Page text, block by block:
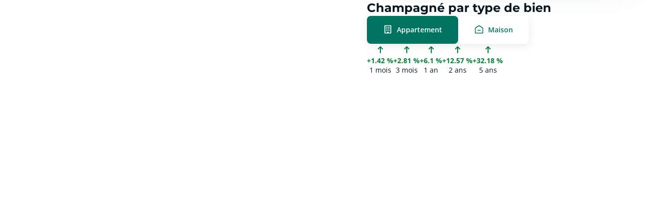
Champagné par type de bien
Appartement Maison
+1.42 %
1 mois
+2.81 %
3 mois
+6.1 %
1 an
+12.57 %
2 ans
+32.18 %
5 ans